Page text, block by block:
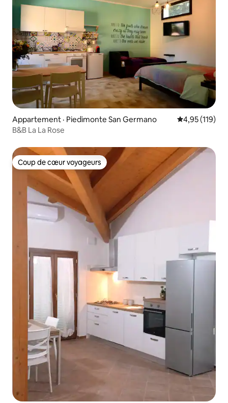
Appartement · Piedimonte San Germano Note
4,95 (119)
B&B La La Rose
Coup de cœur voyageurs
Coup de cœur voyageurs